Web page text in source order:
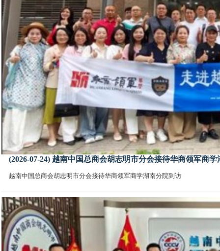
(2026-07-24) 越南中国总商会胡志明市分会接待华商领军商
越南中国总商会胡志明市分会接待华商领军商学湖南分院到访